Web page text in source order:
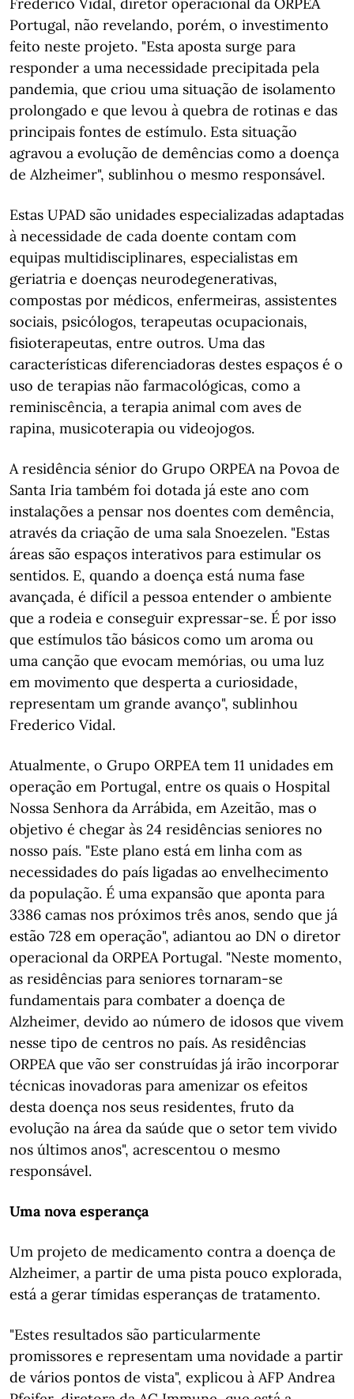
Portugal, não revelando, porém, o investimento
feito neste projeto. "Esta aposta surge para
responder a uma necessidade precipitada pela
pandemia, que criou uma situação de isolamento
prolongado e que levou à quebra de rotinas e das
principais fontes de estímulo. Esta situação
agravou a evolução de demências como a doença
de Alzheimer", sublinhou o mesmo responsável.
Estas UPAD são unidades especializadas adaptadas
à necessidade de cada doente contam com
equipas multidisciplinares, especialistas em
geriatria e doenças neurodegenerativas,
compostas por médicos, enfermeiras, assistentes
sociais, psicólogos, terapeutas ocupacionais,
fisioterapeutas, entre outros. Uma das
características diferenciadoras destes espaços é o
uso de terapias não farmacológicas, como a
reminiscência, a terapia animal com aves de
rapina, musicoterapia ou videojogos.
A residência sénior do Grupo ORPEA na Povoa de
Santa Iria também foi dotada já este ano com
instalações a pensar nos doentes com demência,
através da criação de uma sala Snoezelen. "Estas
áreas são espaços interativos para estimular os
sentidos. E, quando a doença está numa fase
avançada, é difícil a pessoa entender o ambiente
que a rodeia e conseguir expressar-se. É por isso
que estímulos tão básicos como um aroma ou
uma canção que evocam memórias, ou uma luz
em movimento que desperta a curiosidade,
representam um grande avanço", sublinhou
Frederico Vidal.
Atualmente, o Grupo ORPEA tem 11 unidades em
operação em Portugal, entre os quais o Hospital
Nossa Senhora da Arrábida, em Azeitão, mas o
objetivo é chegar às 24 residências seniores no
nosso país. "Este plano está em linha com as
necessidades do país ligadas ao envelhecimento
da população. É uma expansão que aponta para
3386 camas nos próximos três anos, sendo que já
estão 728 em operação", adiantou ao DN o diretor
operacional da ORPEA Portugal. "Neste momento,
as residências para seniores tornaram-se
fundamentais para combater a doença de
Alzheimer, devido ao número de idosos que vivem
nesse tipo de centros no país. As residências
ORPEA que vão ser construídas já irão incorporar
técnicas inovadoras para amenizar os efeitos
desta doença nos seus residentes, fruto da
evolução na área da saúde que o setor tem vivido
nos últimos anos", acrescentou o mesmo
responsável.
Uma nova esperança
Um projeto de medicamento contra a doença de
Alzheimer, a partir de uma pista pouco explorada,
está a gerar tímidas esperanças de tratamento.
"Estes resultados são particularmente
promissores e representam uma novidade a partir
de vários pontos de vista", explicou à AFP Andrea